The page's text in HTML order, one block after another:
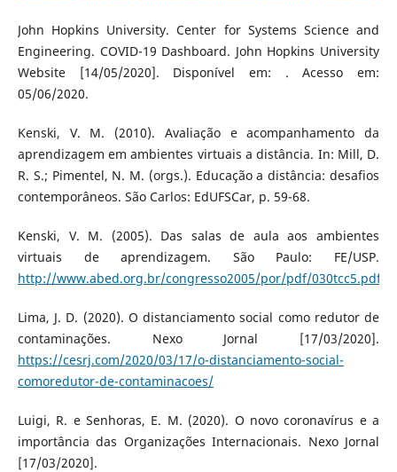
John Hopkins University. Center for Systems Science and
Engineering. COVID-19 Dashboard. John Hopkins University
Website [14/05/2020]. Disponível em: . Acesso em:
05/06/2020.
Kenski, V. M. (2010). Avaliação e acompanhamento da
aprendizagem em ambientes virtuais a distância. In: Mill, D.
R. S.; Pimentel, N. M. (orgs.). Educação a distância: desafios
contemporâneos. São Carlos: EdUFSCar, p. 59-68.
Kenski, V. M. (2005). Das salas de aula aos ambientes
virtuais de aprendizagem. São Paulo: FE/USP.
http://www.abed.org.br/congresso2005/por/pdf/030tcc5.pdf
Lima, J. D. (2020). O distanciamento social como redutor de
contaminações. Nexo Jornal [17/03/2020].
https://cesrj.com/2020/03/17/o-distanciamento-social-
comoredutor-de-contaminacoes/
Luigi, R. e Senhoras, E. M. (2020). O novo coronavírus e a
importância das Organizações Internacionais. Nexo Jornal
[17/03/2020].